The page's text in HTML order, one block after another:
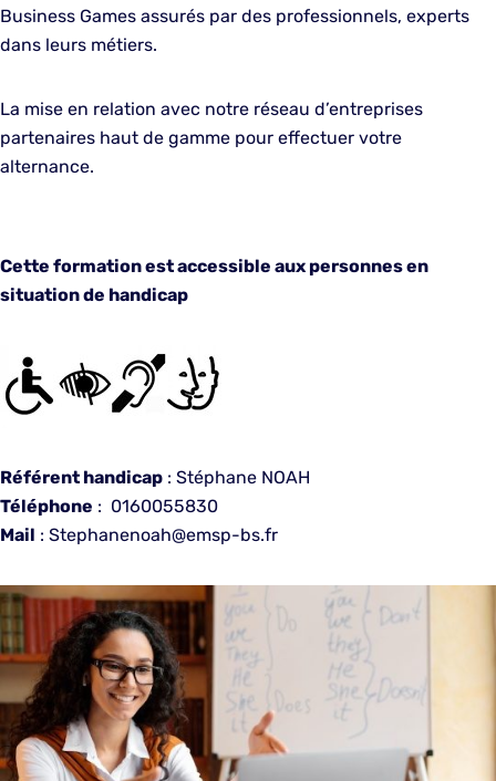
Business Games assurés par des professionnels, experts
dans leurs métiers.
La mise en relation avec notre réseau d’entreprises
partenaires haut de gamme pour effectuer votre
alternance.
Cette formation est accessible aux personnes en
situation de handicap
Référent handicap : Stéphane NOAH
Téléphone : 0160055830
Mail : Stephanenoah@emsp-bs.fr